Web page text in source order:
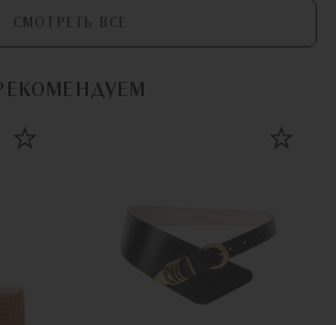
СМОТРЕТЬ ВСЕ
РЕКОМЕНДУЕМ